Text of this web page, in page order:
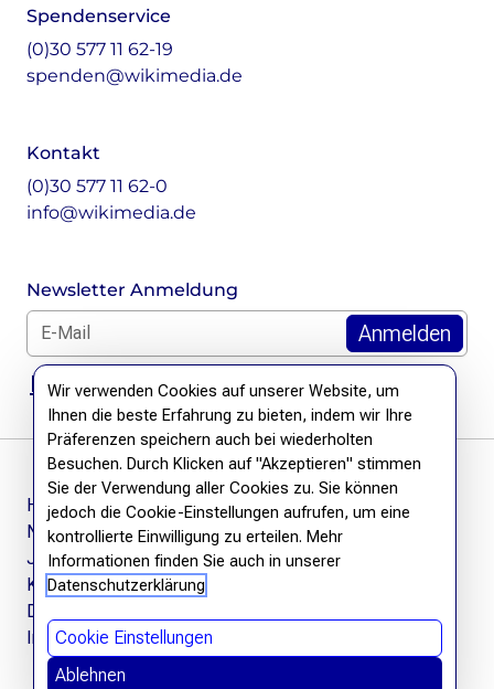
Spendenservice
(0)30 577 11 62-19
spenden@wikimedia.de
Kontakt
(0)30 577 11 62-0
info@wikimedia.de
Newsletter Anmeldung
E-Mail für Newsletter *
DSGVO Hinweis
Häufige Fragen
Newsletter
Jobs
Kontakt
Datenschutzerklärung
Impressum
Wir verwenden Cookies auf unserer Website, um
Ihnen die beste Erfahrung zu bieten, indem wir Ihre
Präferenzen speichern auch bei wiederholten
Besuchen. Durch Klicken auf "Akzeptieren" stimmen
Sie der Verwendung aller Cookies zu. Sie können
jedoch die Cookie-Einstellungen aufrufen, um eine
kontrollierte Einwilligung zu erteilen. Mehr
Informationen finden Sie auch in unserer
Datenschutzerklärung
Cookie Einstellungen
Ablehnen